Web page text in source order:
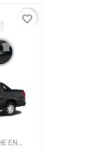
EN...
favorite_border